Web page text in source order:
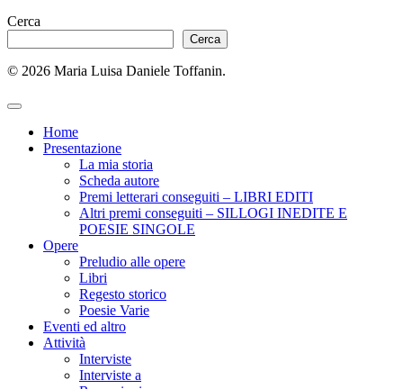
Cerca
Cerca
© 2026 Maria Luisa Daniele Toffanin.
Home
Presentazione
La mia storia
Scheda autore
Premi letterari conseguiti – LIBRI EDITI
Altri premi conseguiti – SILLOGI INEDITE E
POESIE SINGOLE
Opere
Preludio alle opere
Libri
Regesto storico
Poesie Varie
Eventi ed altro
Attività
Interviste
Interviste a